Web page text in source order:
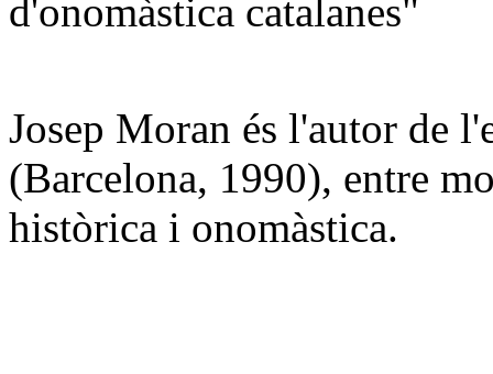
d'onomàstica catalanes"
Josep Moran és l'autor de
(Barcelona, 1990), entre
històrica i onomàstica.